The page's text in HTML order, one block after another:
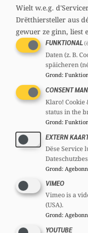
et de son
Dans ce
questions
des Finances :
Monsieur le
combien de
ont été
présent ?
Quelles
prendre afin
d’attirer
Le cas
régissant ces
complétée
Wielt w.e.g.
Drëtthiersteller aus
gewuer ze ginn, liest
FUNKTIONAL
Daten (z. B.
späicheren
Grond:
CONSENT
Klaro! Cookie
status in the
Grond:
EXTERN
Dëse Service
Grond:
VIMEO
Vimeo is a
(USA).
Grond:
YOUTUBE